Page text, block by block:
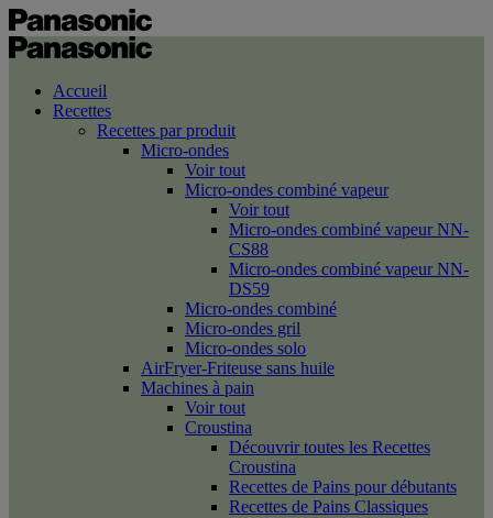
Accueil
Recettes
Recettes par produit
Micro-ondes
Voir tout
Micro-ondes combiné vapeur
Voir tout
Micro-ondes combiné vapeur NN-
CS88
Micro-ondes combiné vapeur NN-
DS59
Micro-ondes combiné
Micro-ondes gril
Micro-ondes solo
AirFryer-Friteuse sans huile
Machines à pain
Voir tout
Croustina
Découvrir toutes les Recettes
Croustina
Recettes de Pains pour débutants
Recettes de Pains Classiques